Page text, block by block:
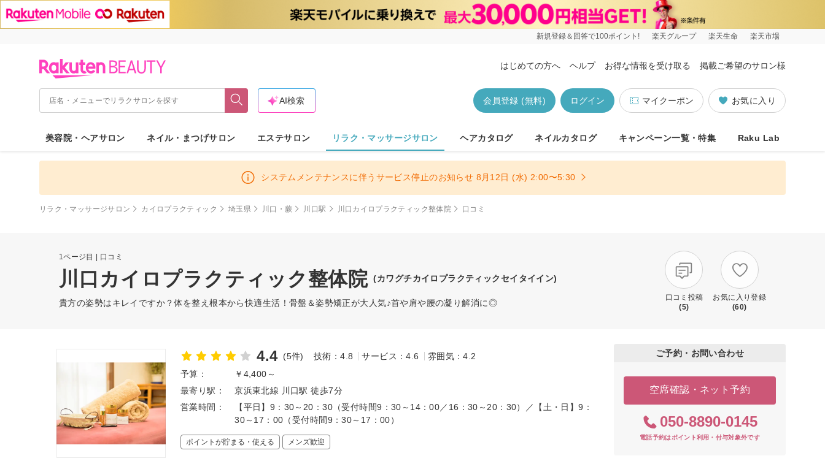
新規登録＆回答で100ポイント! 楽天グループ 楽天生命 楽天市場
はじめての方へ ヘルプ お得な情報を受け取る 掲載ご希望のサロン様
お気に入り
マイクーポン
ログイン
会員登録 (無料)
AI検索
美容院・ヘアサロン ネイル・まつげサロン エステサロン リラク・マッサージサロン ヘアカタログ ネイルカタログ キャンペーン一覧・特集 Raku Lab
システムメンテナンスに伴うサービス停止のお知らせ 8月12日 (水) 2:00〜5:30
リラク・マッサージサロン カイロプラクティック 埼玉県 川口・蕨 川口駅 川口カイロプラクティック整体院 口コミ
1ページ目 | 口コミ
川口カイロプラクティック整体院 (カワグチカイロプラクティックセイタイイン)
貴方の姿勢はキレイですか？体を整え根本から快適生活！骨盤＆姿勢矯正が大人気♪首や肩や腰の凝り解消に◎
口コミ投稿
(5)
お気に入り登録
(60)
4.4 (5件) 技術：4.8 サービス：4.6
雰囲気：4.2
予算：
￥4,400～
最寄り駅：
京浜東北線 川口駅 徒歩7分
営業時間：
【平日】9：30～20：30（受付時間9：30～14：00／16：30～20：30）／【土・日】9：
30～17：00（受付時間9：30～17：00）
ポイントが貯まる・使える メンズ歓迎
ご予約・お問い合わせ
空席確認・ネット予約
050-8890-0145
電話予約はポイント利用・付与対象外です